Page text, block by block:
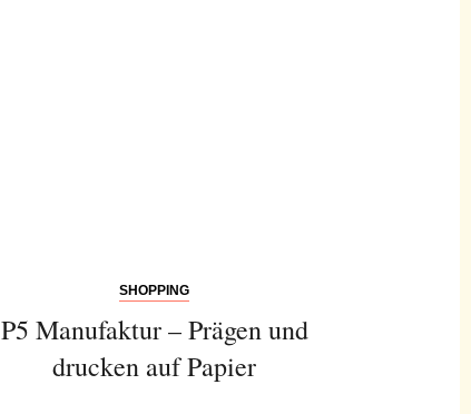
SHOPPING
P5 Manufaktur – Prägen und
drucken auf Papier